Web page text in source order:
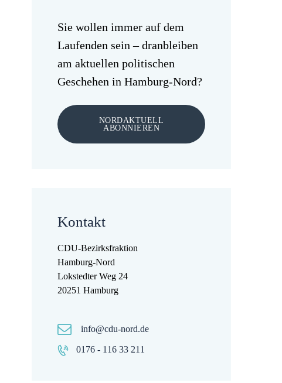
Sie wollen immer auf dem
Laufenden sein – dranbleiben
am aktuellen politischen
Geschehen in Hamburg-Nord?
NORDAKTUELL
ABONNIEREN
Kontakt
CDU-Bezirksfraktion
Hamburg-Nord
Lokstedter Weg 24
20251 Hamburg
info@cdu-nord.de
0176 - 116 33 211